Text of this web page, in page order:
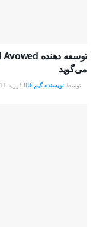
می‌گوید
توسط نویسنده گیم فا فوریه 11, 2025